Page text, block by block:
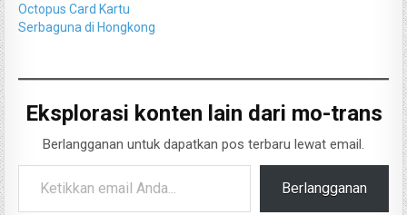
Octopus Card Kartu
Serbaguna di Hongkong
Eksplorasi konten lain dari mo-trans
Berlangganan untuk dapatkan pos terbaru lewat email.
Ketikkan email Anda...
Berlangganan